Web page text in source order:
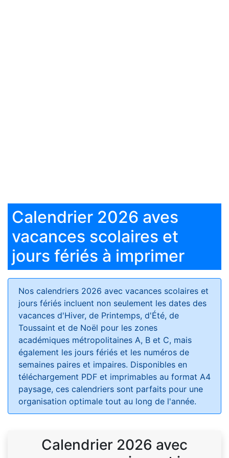
Calendrier 2026 aves
vacances scolaires et
jours fériés à imprimer
Nos calendriers 2026 avec vacances scolaires et
jours fériés incluent non seulement les dates des
vacances d'Hiver, de Printemps, d'Été, de
Toussaint et de Noël pour les zones
académiques métropolitaines A, B et C, mais
également les jours fériés et les numéros de
semaines paires et impaires. Disponibles en
téléchargement PDF et imprimables au format A4
paysage, ces calendriers sont parfaits pour une
organisation optimale tout au long de l'année.
Calendrier 2026 avec